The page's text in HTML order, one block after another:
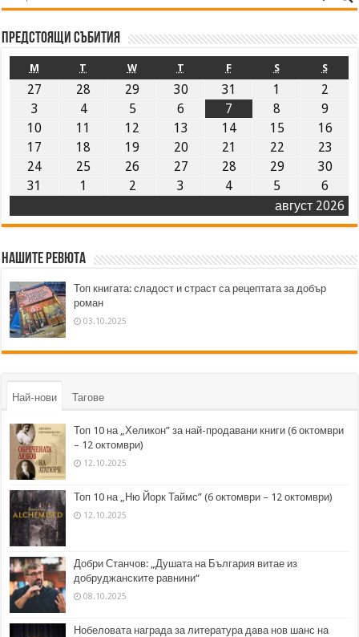
Предстоящи събития
август 2026
M T W T F S S
27 28 29 30 31 1
2
3
4 5 6 7 8
9
10
11 12 13 14 15
16
17
18 19 20 21 22
23
24
25 26 27 28 29
30
31
1 2 3 4 5 6
Нашите ревюта
Топ книгата: сладост и страст са рецептата за добър
роман
03.10.2025
Най-нови Тагове
Топ 10 на „Хеликон” за най-продавани книги (6 октомври
– 12 октомври)
12.10.2025
Топ 10 на „Ню Йорк Таймс” (6 октомври – 12 октомври)
12.10.2025
Добри Станчов: „Душата на България витае из
добруджанските равнини“
08.10.2025
Нобеловата награда за литература дава нов шанс на